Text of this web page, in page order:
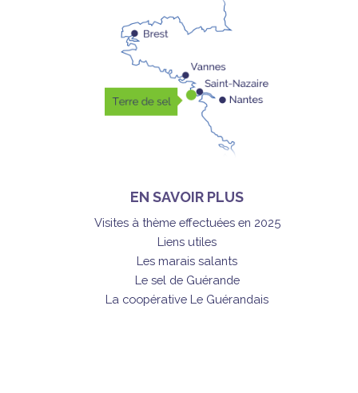
EN SAVOIR PLUS
Visites à thème effectuées en 2025
Liens utiles
Les marais salants
Le sel de Guérande
La coopérative Le Guérandais